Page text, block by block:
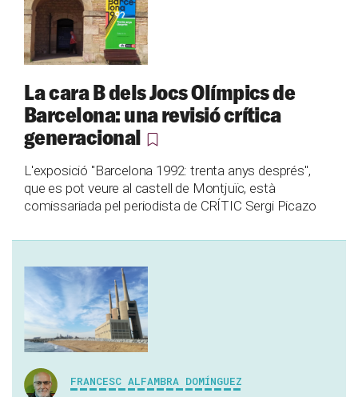
La cara B dels Jocs Olímpics de
Barcelona: una revisió crítica
generacional
L'exposició "Barcelona 1992: trenta anys després",
que es pot veure al castell de Montjuïc, està
comissariada pel periodista de CRÍTIC Sergi Picazo
FRANCESC ALFAMBRA DOMÍNGUEZ